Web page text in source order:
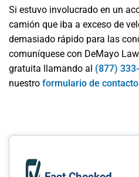
Si estuvo involucrado en un
camión que iba a exceso de
demasiado rápido para las
comuníquese con DeMayo
gratuita llamando al (877)
nuestro formulario de contacto